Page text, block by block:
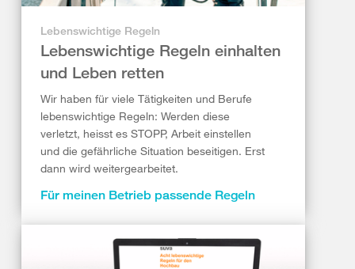
Lebenswichtige Regeln
Lebenswichtige Regeln einhalten
und Leben retten
Wir haben für viele Tätigkeiten und Berufe
lebenswichtige Regeln: Werden diese
verletzt, heisst es STOPP, Arbeit einstellen
und die gefährliche Situation beseitigen. Erst
dann wird weitergearbeitet.
Für meinen Betrieb passende Regeln